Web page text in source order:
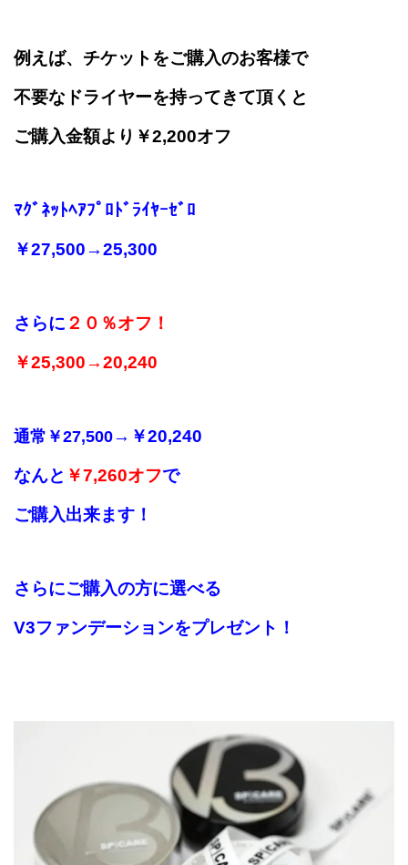
例えば、チケットをご購入のお客様で
不要な ドライヤーを持ってきて頂くと
ご購入金額より￥2,200オフ
ﾏｸﾞﾈｯﾄﾍｱﾌﾟﾛﾄﾞﾗｲﾔｰｾﾞﾛ
￥27,500→25,300
さらに ２ ０％オフ！
￥25,300→20,240
通常￥27,500→￥20,240
なんと ￥7,260オフで
ご購入出来ます！
さらにご購入の方に選べる
V3ファンデーションをプレゼント！